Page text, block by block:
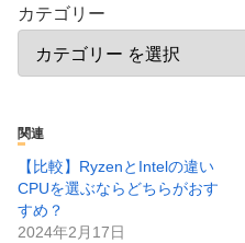
カテゴリー
関連
【比較】RyzenとIntelの違い
CPUを選ぶならどちらがおす
すめ？
2024年2月17日